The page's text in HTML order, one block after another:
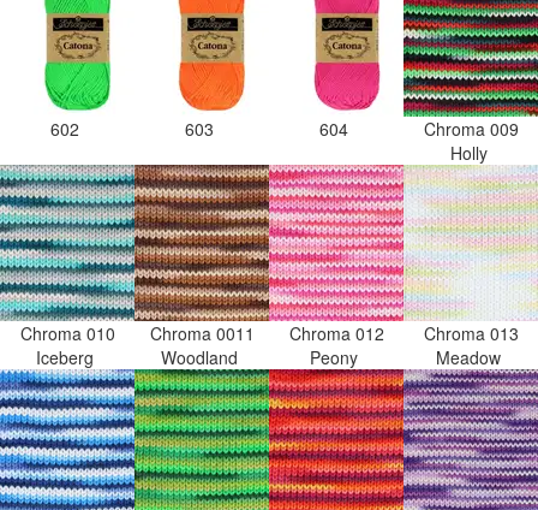
602 603 604
Chroma 009
Holly
Chroma 010
Iceberg
Chroma 0011
Woodland
Chroma 012
Peony
Chroma 013
Meadow